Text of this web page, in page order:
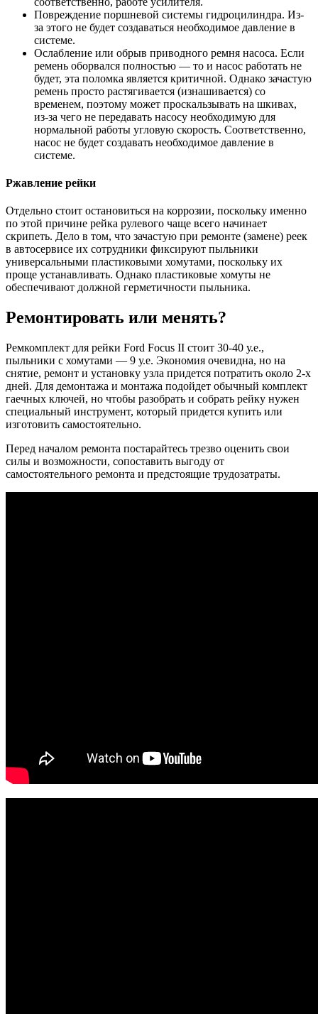
Повреждение поршневой системы гидроцилиндра. Из-
за этого не будет создаваться необходимое давление в
системе.
Ослабление или обрыв приводного ремня насоса. Если
ремень оборвался полностью — то и насос работать не
будет, эта поломка является критичной. Однако зачастую
ремень просто растягивается (изнашивается) со
временем, поэтому может проскальзывать на шкивах,
из-за чего не передавать насосу необходимую для
нормальной работы угловую скорость. Соответственно,
насос не будет создавать необходимое давление в
системе.
Ржавление рейки
Отдельно стоит остановиться на коррозии, поскольку именно
по этой причине рейка рулевого чаще всего начинает
скрипеть. Дело в том, что зачастую при ремонте (замене) реек
в автосервисе их сотрудники фиксируют пыльники
универсальными пластиковыми хомутами, поскольку их
проще устанавливать. Однако пластиковые хомуты не
обеспечивают должной герметичности пыльника.
Ремонтировать или менять?
Ремкомплект для рейки Ford Focus II стоит 30-40 у.е.,
пыльники с хомутами — 9 у.е. Экономия очевидна, но на
снятие, ремонт и установку узла придется потратить около 2-х
дней. Для демонтажа и монтажа подойдет обычный комплект
гаечных ключей, но чтобы разобрать и собрать рейку нужен
специальный инструмент, который придется купить или
изготовить самостоятельно.
Перед началом ремонта постарайтесь трезво оценить свои
силы и возможности, сопоставить выгоду от
самостоятельного ремонта и предстоящие трудозатраты.